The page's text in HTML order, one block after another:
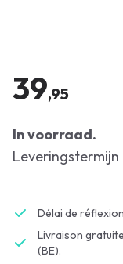
39,95
In voorraad.
Leveringstermijn
Délai de
Livraison
(BE).